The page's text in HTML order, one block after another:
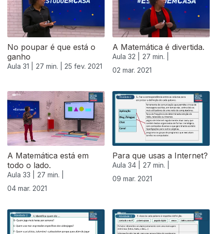
No poupar é que está o
ganho
Aula 31 | 27 min. | 25 fev. 2021
A Matemática é divertida.
Aula 32 |
27 min. |
02 mar. 2021
A Matemática está em
todo o lado.
Aula 33 |
27 min. |
04 mar. 2021
Para que usas a Internet?
Aula 34 |
27 min. |
09 mar. 2021
530856